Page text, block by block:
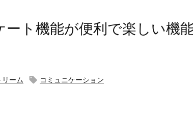
ト機能が便利で楽しい機
ーム  コミュニケーション